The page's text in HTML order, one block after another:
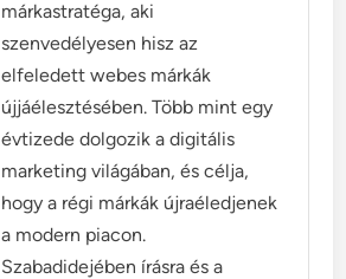
márkastratéga, aki
szenvedélyesen hisz az
elfeledett webes márkák
újjáélesztésében. Több mint egy
évtizede dolgozik a digitális
marketing világában, és célja,
hogy a régi márkák újraéledjenek
a modern piacon.
Szabadidejében írásra és a